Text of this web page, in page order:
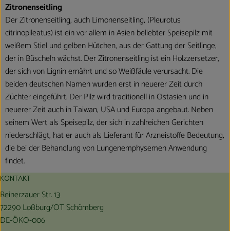
Zitronenseitling
Der Zitronenseitling, auch Limonenseitling, (Pleurotus
citrinopileatus) ist ein vor allem in Asien beliebter Speisepilz mit
weißem Stiel und gelben Hütchen, aus der Gattung der Seitlinge,
der in Büscheln wächst. Der Zitronenseitling ist ein Holzzersetzer,
der sich von Lignin ernährt und so Weißfäule verursacht. Die
beiden deutschen Namen wurden erst in neuerer Zeit durch
Züchter eingeführt. Der Pilz wird traditionell in Ostasien und in
neuerer Zeit auch in Taiwan, USA und Europa angebaut. Neben
seinem Wert als Speisepilz, der sich in zahlreichen Gerichten
niederschlägt, hat er auch als Lieferant für Arzneistoffe Bedeutung,
die bei der Behandlung von Lungenemphysemen Anwendung
findet.
KONTAKT
Reinerzauer Str. 13
72290 Loßburg/OT Schömberg
DE-ÖKO-006